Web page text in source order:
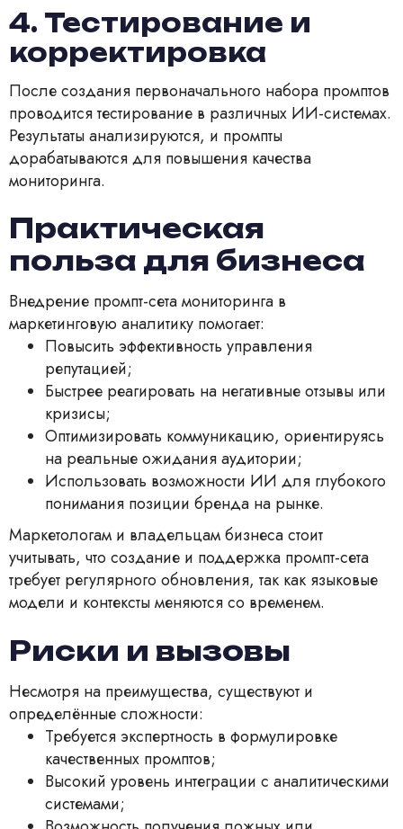
4. Тестирование и
корректировка
После создания первоначального набора промптов
проводится тестирование в различных ИИ-системах.
Результаты анализируются, и промпты
дорабатываются для повышения качества
мониторинга.
Практическая
польза для бизнеса
Внедрение промпт-сета мониторинга в
маркетинговую аналитику помогает:
Повысить эффективность управления
репутацией;
Быстрее реагировать на негативные отзывы или
кризисы;
Оптимизировать коммуникацию, ориентируясь
на реальные ожидания аудитории;
Использовать возможности ИИ для глубокого
понимания позиции бренда на рынке.
Маркетологам и владельцам бизнеса стоит
учитывать, что создание и поддержка промпт-сета
требует регулярного обновления, так как языковые
модели и контексты меняются со временем.
Риски и вызовы
Несмотря на преимущества, существуют и
определённые сложности:
Требуется экспертность в формулировке
качественных промптов;
Высокий уровень интеграции с аналитическими
системами;